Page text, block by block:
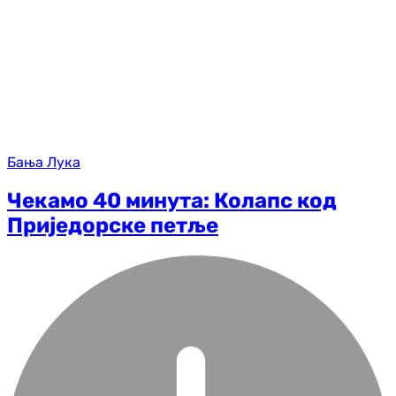
Бања Лука
Чекамо 40 минута: Колапс код
Приједорске петље